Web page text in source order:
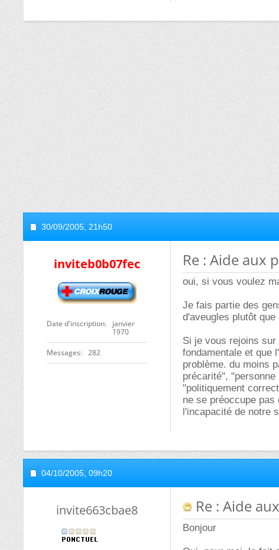
30/09/2005, 21h50
inviteb0b07fec
Date d'inscription
janvier
1970
Messages 282
Re : Aide aux
oui, si vous voulez
Je fais partie des
d'aveugles plutôt
Si je vous rejoins
fondamentale et que
problème. du moins
précarité",
"politiquement
ne se préoccupe
l'incapacité de notre
04/10/2005, 09h20
invite663cbae8 Re : Aide
Bonjour